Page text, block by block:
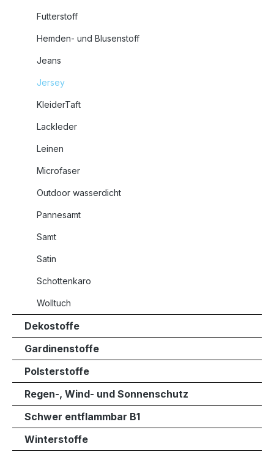
Futterstoff
Hemden- und Blusenstoff
Jeans
Jersey
KleiderTaft
Lackleder
Leinen
Microfaser
Outdoor wasserdicht
Pannesamt
Samt
Satin
Schottenkaro
Wolltuch
Dekostoffe
Gardinenstoffe
Polsterstoffe
Regen-, Wind- und Sonnenschutz
Schwer entflammbar B1
Winterstoffe